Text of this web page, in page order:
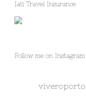
Iati Travel Insurance
Follow me on Instagram
viveroporto